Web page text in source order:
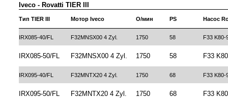
Iveco - Rovatti TIER III
Тип TIER III Мотор Iveco О/мин PS Насос
IRX085-40/FL F32MNSX00 4 Zyl. 1750 58 F33 K80-
IRX085-50/FL F32MNSX00 4 Zyl. 1750 58 F33
IRX095-40/FL F32MNTX20 4 Zyl. 1750 68 F33 K80-
IRX095-50/FL F32MNTX20 4 Zyl. 1750 68 F33